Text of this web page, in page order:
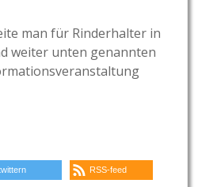
man für Rinderhalter in
weiter unten genannten
RSS-feed